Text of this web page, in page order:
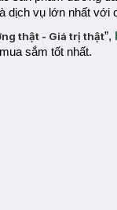
dịch vụ lớn nhất với
thật - Giá trị thật”,
sắm tốt nhất.